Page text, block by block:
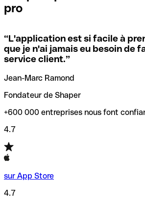
locales.
Si vous n'êtes pas sûr du code SWIFT
utiliser, nous avons développé un outil
codes SWIFT par nom de banque.
vérification/recherche de codes
trouver et vérifier vos codes SWIFT
transferts d’argent.
pro
“L'application est si facile à
que je n'ai jamais eu besoin de
service client.”
Jean-Marc Ramond
Fondateur de Shaper
+600 000 entreprises nous font
4.7
sur App Store
4.7